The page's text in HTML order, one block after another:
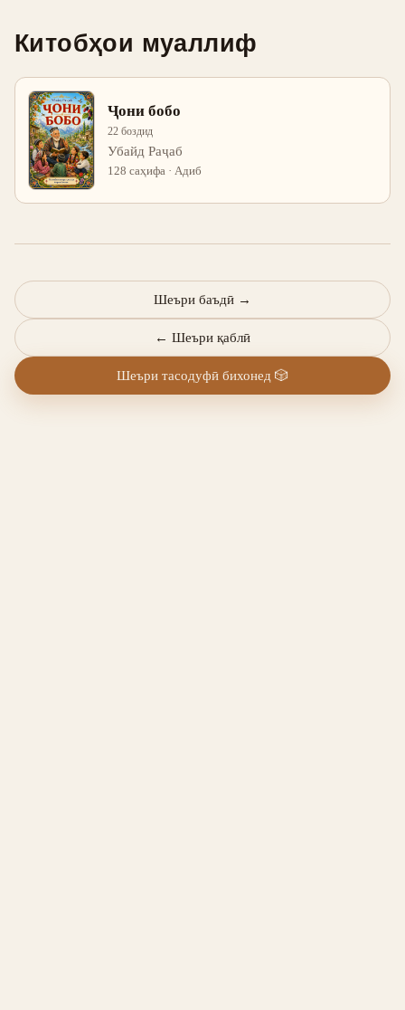
Китобҳои муаллиф
Ҷони бобо
22 боздид
Убайд Раҷаб
128 саҳифа · Адиб
← Шеъри қаблӣ
Шеъри баъдӣ →
Шеъри тасодуфӣ бихонед 🎲